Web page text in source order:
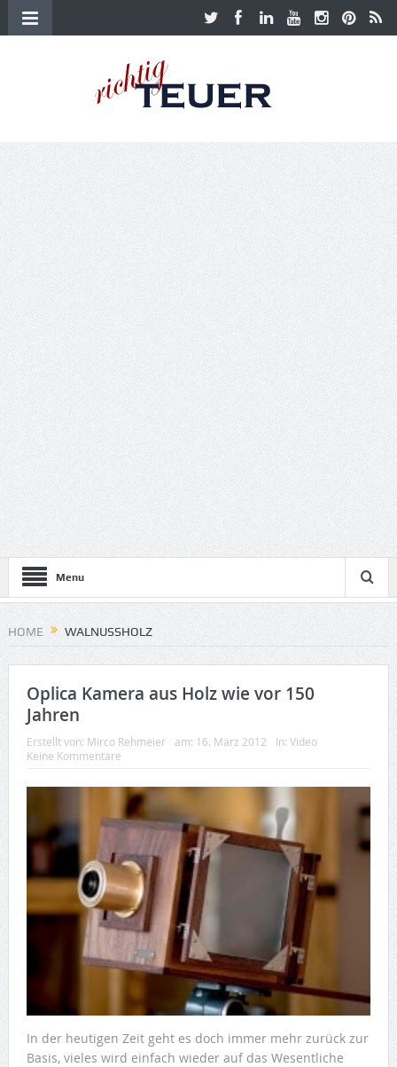
Menu
HOME WALNUSSHOLZ
Oplica Kamera aus Holz wie vor 150
Jahren
Erstellt von: Mirco Rehmeier am: 16. März 2012 In: Video
Keine Kommentare
In der heutigen Zeit geht es doch immer mehr zurück zur
Basis, vieles wird einfach wieder auf das Wesentliche